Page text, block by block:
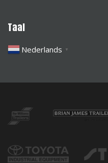
Taal
Nederlands ▼